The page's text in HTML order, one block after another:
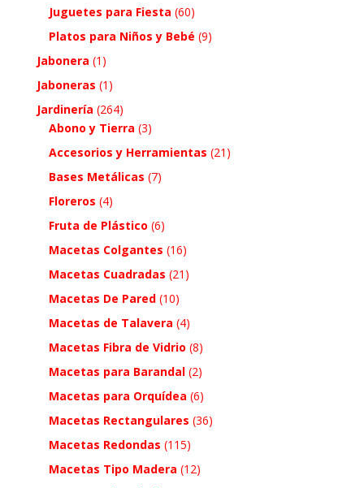
Juguetes para Fiesta (60)
Platos para Niños y Bebé (9)
Jabonera (1)
Jaboneras (1)
Jardinería (264)
Abono y Tierra (3)
Accesorios y Herramientas (21)
Bases Metálicas (7)
Floreros (4)
Fruta de Plástico (6)
Macetas Colgantes (16)
Macetas Cuadradas (21)
Macetas De Pared (10)
Macetas de Talavera (4)
Macetas Fibra de Vidrio (8)
Macetas para Barandal (2)
Macetas para Orquídea (6)
Macetas Rectangulares (36)
Macetas Redondas (115)
Macetas Tipo Madera (12)